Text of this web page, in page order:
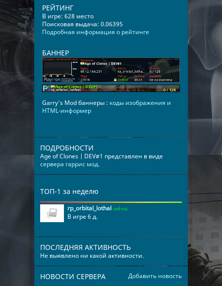
РЕЙТИНГ
В игре: 628 место
Поисковая выдача: 0.06395
Подробная информация о рейтинге
БАННЕР
Garry's Mod баннеры : коды изображения и
HTML-информер
ПОДРОБНОСТИ
Age of Clones | DEV#1 представлен в виде
сервера гаррис мод.
ТОП-1 за неделю
rp_orbital_lothal сейчас
В игре 6 д.
ПОСЛЕДНЯЯ АКТИВНОСТЬ
Не выявлено ни какой активности.
Добавить новость
НОВОСТИ СЕРВЕРА